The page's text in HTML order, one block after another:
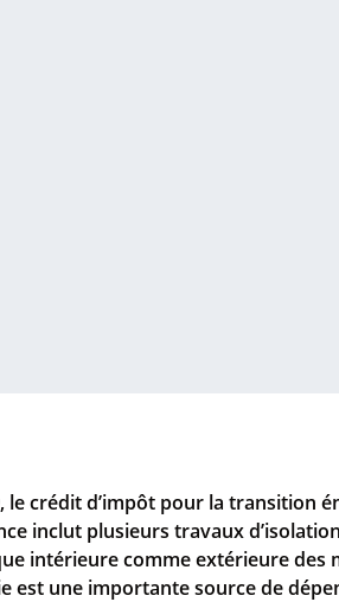
le crédit d’impôt pour la transition
inclut plusieurs travaux
intérieure comme extérieure des
est une importante source de